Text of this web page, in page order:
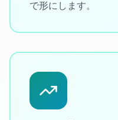
で形にします。